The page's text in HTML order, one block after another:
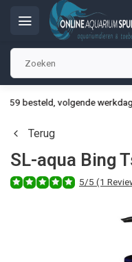
besteld, volgende
Terug
SL-aqua Bing
5/5 (1